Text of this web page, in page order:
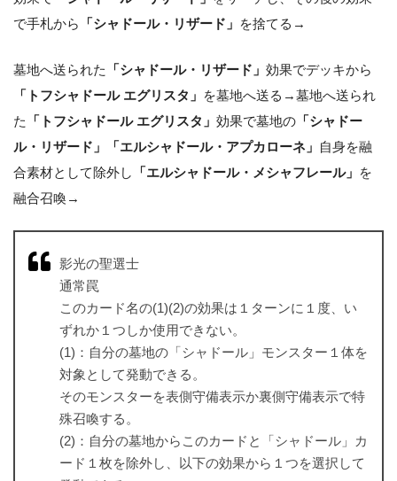
で手札から
「シャドール・リザード」 を捨てる→
墓地へ送られた 「シャドール・リザード」 効果でデッキから
「トフシャドール エグリスタ」 を墓地へ送る→墓地へ送られ
た
「トフシャドール エグリスタ」 効果で墓地の 「シャドー
ル・リザード」「エルシャドール・アプカローネ」 自身を融
合素材として除外し
「エルシャドール・メシャフレール」 を
融合召喚→
影光の聖選士
通常罠
このカード名の(1)(2)の効果は１ターンに１度、い
ずれか１つしか使用できない。
(1)：自分の墓地の「シャドール」モンスター１体を
対象として発動できる。
そのモンスターを表側守備表示か裏側守備表示で特
殊召喚する。
(2)：自分の墓地からこのカードと「シャドール」カ
ード１枚を除外し、以下の効果から１つを選択して